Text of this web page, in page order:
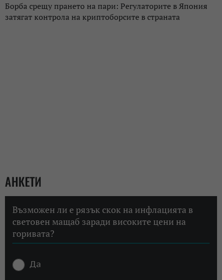
Борба срещу прането на пари: Регулаторите в Япония
затягат контрола на криптоборсите в страната
АНКЕТИ
Възможен ли е рязък скок на инфлацията в
световен мащаб заради високите цени на
горивата?
Да